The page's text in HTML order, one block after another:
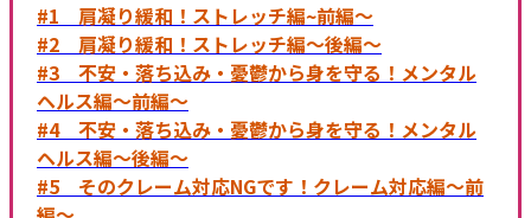
#1 肩凝り緩和！ストレッチ編~前編～
#2 肩凝り緩和！ストレッチ編～後編～
#3 不安・落ち込み・憂鬱から身を守る！メンタル
ヘルス編～前編～
#4 不安・落ち込み・憂鬱から身を守る！メンタル
ヘルス編～後編～
#5 そのクレーム対応NGです！クレーム対応編～前